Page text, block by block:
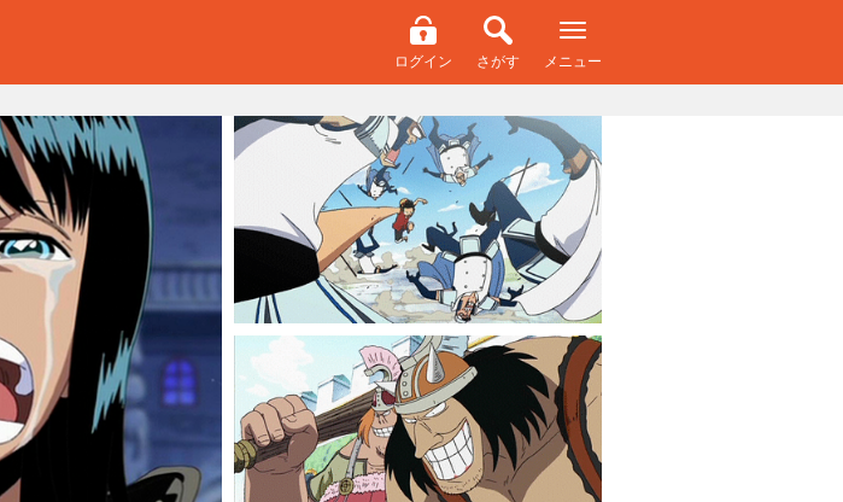
ログイン さがす メニュー